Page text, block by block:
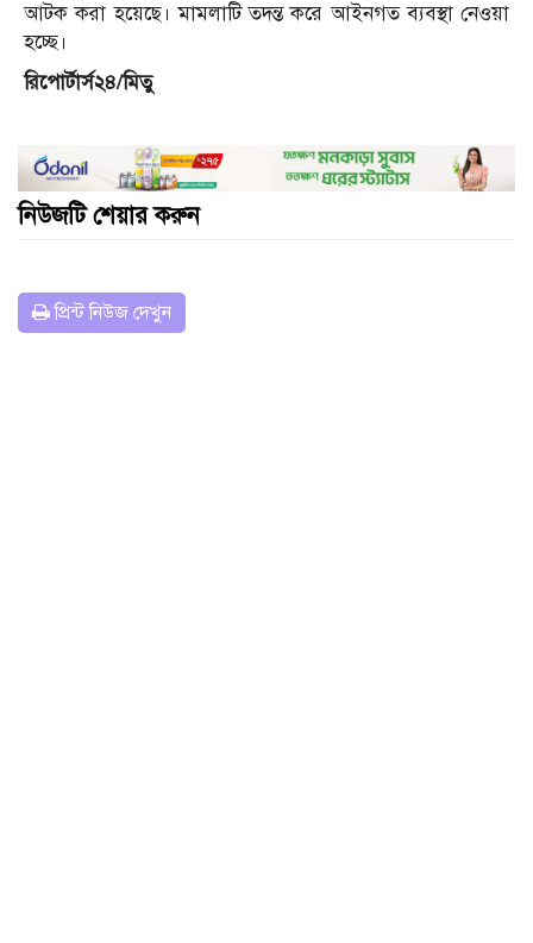
আটক করা হয়েছে। মামলাটি তদন্ত করে আইনগত ব্যবস্থা নেওয়া
হচ্ছে।
রিপোর্টার্স২৪/মিতু
নিউজটি শেয়ার করুন
প্রিন্ট নিউজ দেখুন